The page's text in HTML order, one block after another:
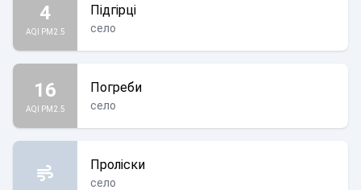
4
AQI PM2.5
Підгірці
село
16
AQI PM2.5
Погреби
село
Проліски
село